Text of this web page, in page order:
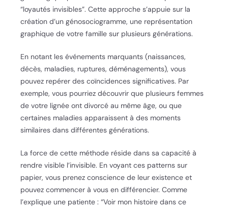
“loyautés invisibles”. Cette approche s’appuie sur la
création d’un génosociogramme, une représentation
graphique de votre famille sur plusieurs générations.
En notant les événements marquants (naissances,
décès, maladies, ruptures, déménagements), vous
pouvez repérer des coïncidences significatives. Par
exemple, vous pourriez découvrir que plusieurs femmes
de votre lignée ont divorcé au même âge, ou que
certaines maladies apparaissent à des moments
similaires dans différentes générations.
La force de cette méthode réside dans sa capacité à
rendre visible l’invisible. En voyant ces patterns sur
papier, vous prenez conscience de leur existence et
pouvez commencer à vous en différencier. Comme
l’explique une patiente : “Voir mon histoire dans ce